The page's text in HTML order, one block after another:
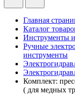
Главная
Каталог
Инструменты
Ручные
инструменты
Комплект:
( для медных